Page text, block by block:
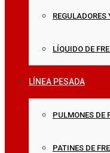
REGULADORES
LÍQUIDO DE
LÍNEA PESADA
PULMONES DE
PATINES DE